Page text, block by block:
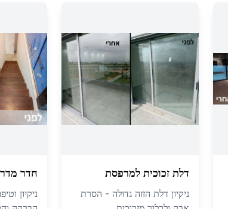
דלת זכוכית למרפסת
ניקיון דלת הזזה גדולה - הסרת
חדר
ניקיון